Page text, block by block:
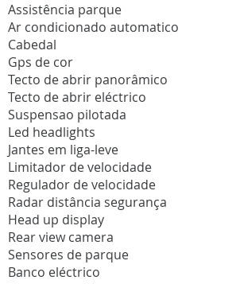
Assistência parque
Ar condicionado automatico
Cabedal
Gps de cor
Tecto de abrir panorâmico
Tecto de abrir eléctrico
Suspensao pilotada
Led headlights
Jantes em liga-leve
Limitador de velocidade
Regulador de velocidade
Radar distância segurança
Head up display
Rear view camera
Sensores de parque
Banco eléctrico